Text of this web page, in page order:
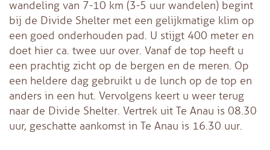
wandeling van 7-10 km (3-5 uur wandelen) begint
bij de Divide Shelter met een gelijkmatige klim op
een goed onderhouden pad. U stijgt 400 meter en
doet hier ca. twee uur over. Vanaf de top heeft u
een prachtig zicht op de bergen en de meren. Op
een heldere dag gebruikt u de lunch op de top en
anders in een hut. Vervolgens keert u weer terug
naar de Divide Shelter. Vertrek uit Te Anau is 08.30
uur, geschatte aankomst in Te Anau is 16.30 uur.